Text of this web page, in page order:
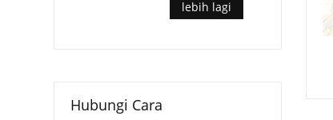
Warna Dan Saiz
lebih lagi
Hubungi Cara